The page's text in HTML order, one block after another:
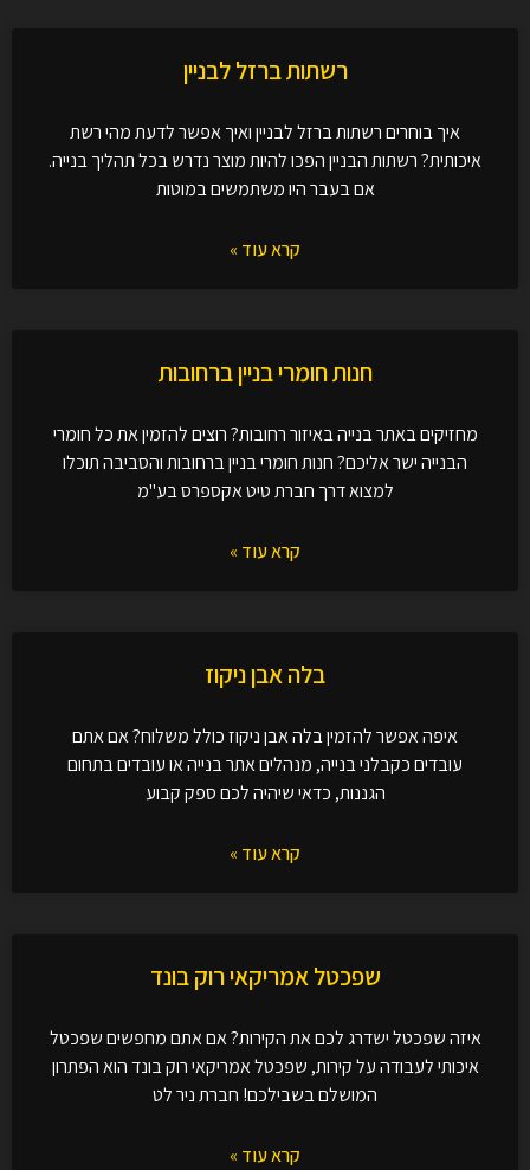
רשתות ברזל לבניין
איך בוחרים רשתות ברזל לבניין ואיך אפשר לדעת מהי רשת
איכותית? רשתות הבניין הפכו להיות מוצר נדרש בכל תהליך בנייה.
אם בעבר היו משתמשים במוטות
קרא עוד »
חנות חומרי בניין ברחובות
מחזיקים באתר בנייה באיזור רחובות? רוצים להזמין את כל חומרי
הבנייה ישר אליכם? חנות חומרי בניין ברחובות והסביבה תוכלו
למצוא דרך חברת טיט אקספרס בע"מ
קרא עוד »
בלה אבן ניקוז
איפה אפשר להזמין בלה אבן ניקוז כולל משלוח? אם אתם
עובדים כקבלני בנייה, מנהלים אתר בנייה או עובדים בתחום
הגננות, כדאי שיהיה לכם ספק קבוע
קרא עוד »
שפכטל אמריקאי רוק בונד
איזה שפכטל ישדרג לכם את הקירות? אם אתם מחפשים שפכטל
איכותי לעבודה על קירות, שפכטל אמריקאי רוק בונד הוא הפתרון
המושלם בשבילכם! חברת ניר לט
קרא עוד »